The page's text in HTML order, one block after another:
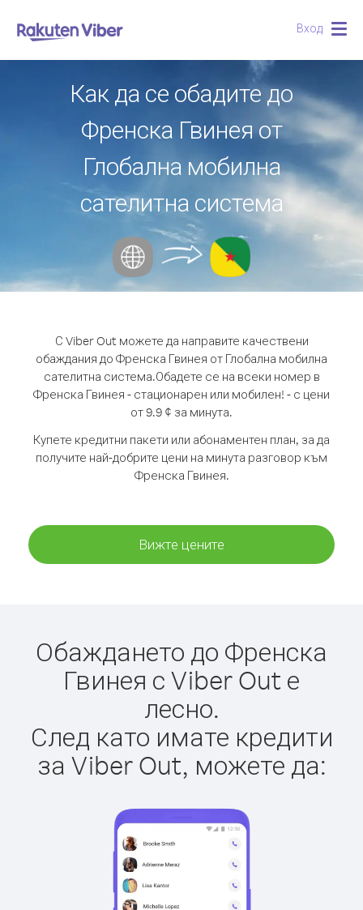
Вход
Как да се обадите до
Френска Гвинея от
Глобална мобилна
сателитна система
С Viber Out можете да направите качествени
обаждания до Френска Гвинея от Глобална мобилна
сателитна система.Обадете се на всеки номер в
Френска Гвинея - стационарен или мобилен! - с цени
от 9.9 ¢ за минута.
Купете кредитни пакети или абонаментен план, за да
получите най-добрите цени на минута разговор към
Френска Гвинея.
Вижте цените
Обаждането до Френска
Гвинея с Viber Out е
лесно.
След като имате кредити
за Viber Out, можете да: